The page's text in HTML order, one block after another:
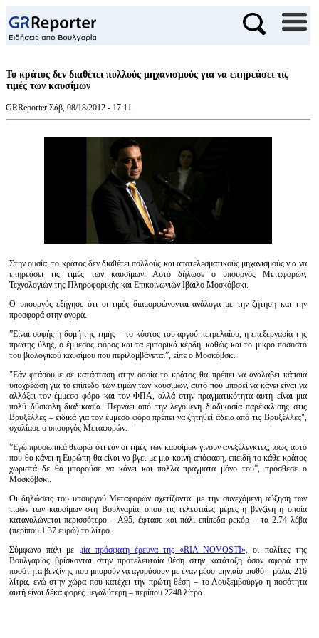
Το κράτος δεν διαθέτει πολλούς μηχανισμούς για να επηρεάσει τις
τιμές των καυσίμων
GRReporter Σάβ, 08/18/2012 - 17:11
Στην ουσία, το κράτος δεν διαθέτει πολλούς και αποτελεσματικούς μηχανισμούς για να
επηρεάσει τις τιμές των καυσίμων. Αυτό δήλωσε ο υπουργός Μεταφορών,
Τεχνολογιών της Πληροφορικής και Επικοινωνιών Ιβάιλο Μοσκόβσκι.
Ο υπουργός εξήγησε ότι οι τιμές διαμορφώνονται ανάλογα με την ζήτηση και την
προσφορά στην αγορά.
”Είναι σαφής η δομή της τιμής – το κόστος του αργού πετρελαίου, η επεξεργασία της
πρώτης ύλης, ο έμμεσος φόρος και τα εμπορικά κέρδη, καθώς και το μικρό ποσοστό
του βιολογικού καυσίμου που περιλαμβάνεται”, είπε ο Μοσκόβσκι.
"Εάν φτάσουμε σε κατάσταση στην οποία το κράτος θα πρέπει να αναλάβει κάποια
υποχρέωση για το επίπεδο των τιμών των καυσίμων, αυτό που μπορεί να κάνει είναι να
αλλάξει τον έμμεσο φόρο και τον ΦΠΑ, αλλά στην πραγματικότητα αυτή είναι μια
πολύ δύσκολη διαδικασία. Περνάει από την λεγόμενη διαδικασία παρέκκλισης στις
Βρυξέλλες – ειδικά για τον έμμεσο φόρο πρέπει να ζητηθεί άδεια από τις Βρυξέλλες",
σχολίασε ο υπουργός Μεταφορών.
”Εγώ προσωπικά θεωρώ ότι εάν οι τιμές των καυσίμων γίνουν ανεξέλεγκτες, ίσως αυτό
που θα κάνει η Ευρώπη θα είναι να βγει με μια κοινή απόφαση, επειδή το κάθε κράτος
χωριστά δε θα μπορούσε να κάνει και πολλά πράγματα μόνο του”, πρόσθεσε ο
Μοσκόβσκι.
Οι δηλώσεις του υπουργού Μεταφορών σχετίζονται με την συνεχόμενη αύξηση των
τιμών των καυσίμων στη Βουλγαρία, όπου τις τελευταίες μέρες η βενζίνη η οποία
καταναλώνεται περισσότερο – Α95, έφτασε και πάλι επίπεδα ρεκόρ – τα 2.74 λέβα
(περίπου 1.37 ευρώ) το λίτρο.
Σύμφωνα πάλι με μία πρόσφατη έρευνα της «RIA NOVOSTI», οι πολίτες της
Βουλγαρίας βρίσκονται στην προτελευταία θέση στην κατάταξη όσον αφορά την
ποσότητα βενζίνης που μπορούν να αγοράσουν με έναν μέσο μηνιαίο μισθό – μόλις 216
λίτρα, ενώ στην χώρα που κατέχει την πρώτη θέση – το Λουξεμβούργο η ποσότητα
αυτή είναι δέκα φορές μεγαλύτερη – περίπου 2248 λίτρα.